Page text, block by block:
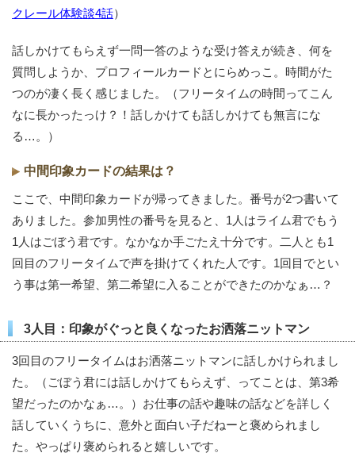
クレール体験談4話）
話しかけてもらえず一問一答のような受け答えが続き、何を
質問しようか、プロフィールカードとにらめっこ。時間がた
つのが凄く長く感じました。（フリータイムの時間ってこん
なに長かったっけ？！話しかけても話しかけても無言にな
る…。）
中間印象カードの結果は？
ここで、中間印象カードが帰ってきました。番号が2つ書いて
ありました。参加男性の番号を見ると、1人はライム君でもう
1人はごぼう君です。なかなか手ごたえ十分です。二人とも1
回目のフリータイムで声を掛けてくれた人です。1回目でとい
う事は第一希望、第二希望に入ることができたのかなぁ…？
3人目：印象がぐっと良くなったお洒落ニットマン
3回目のフリータイムはお洒落ニットマンに話しかけられまし
た。（ごぼう君には話しかけてもらえず、ってことは、第3希
望だったのかなぁ…。）お仕事の話や趣味の話などを詳しく
話していくうちに、意外と面白い子だねーと褒められまし
た。やっぱり褒められると嬉しいです。